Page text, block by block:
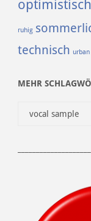
optimistisch
ruhig
technisch urban
MEHR